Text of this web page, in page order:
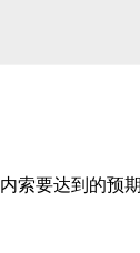
要达到的预